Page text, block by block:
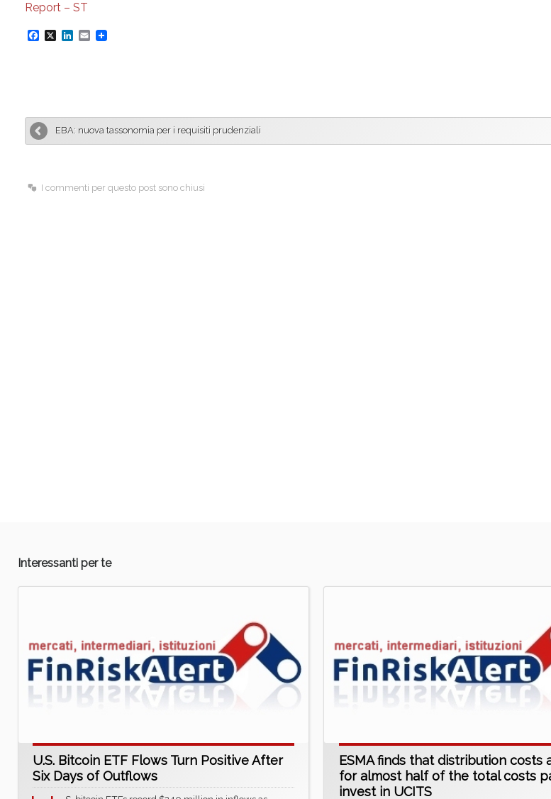
Report – ST
F
b
o
X
L
e
d
E
l
EBA: nuova tassonomia per i requisiti prudenziali
I commenti per questo post sono chiusi
Interessanti per te
U.S. Bitcoin ETF Flows Turn Positive After
Six Days of Outflows
ESMA finds that distribution costs
for almost half of the total costs
invest in UCITS